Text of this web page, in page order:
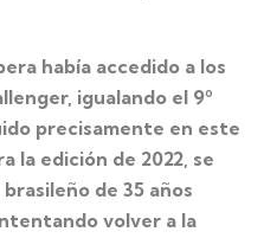
había accedido a los
igualando el 9º
precisamente en este
la edición de 2022, se
de 35 años
volver a la